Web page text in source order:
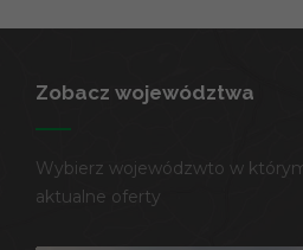
Zobacz województwa
Wybierz wojewódzwto w
aktualne oferty